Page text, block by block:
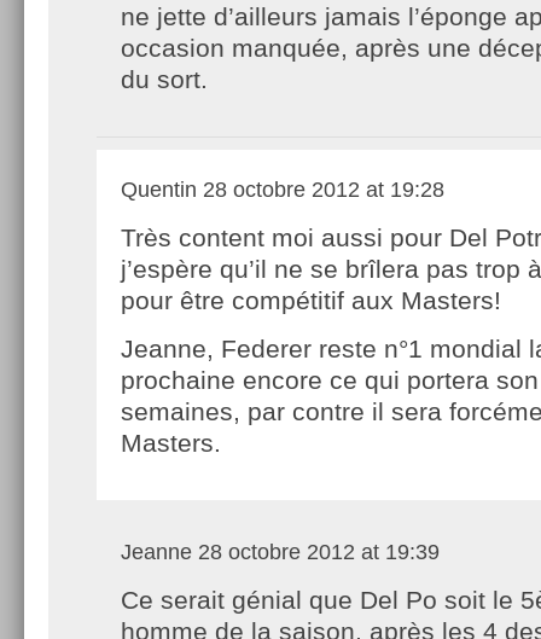
ne jette d’ailleurs jamais l’éponge
occasion manquée, après une
du sort.
Quentin 28 octobre 2012 at 19:28
Très content moi aussi pour Del
j’espère qu’il ne se brîlera pas trop
pour être compétitif aux Masters!
Jeanne, Federer reste n°1 mondial
prochaine encore ce qui portera
semaines, par contre il sera
Masters.
Jeanne 28 octobre 2012 at 19:39
Ce serait génial que Del Po soit le
homme de la saison, après les 4